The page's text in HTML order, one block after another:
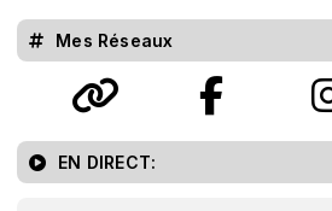
Mes Réseaux
EN DIRECT: